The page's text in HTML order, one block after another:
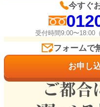
今すぐ
受付時間9:00〜18:00
フォームで
お申し